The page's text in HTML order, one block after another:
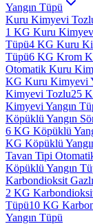
Yangın Tüpü
Kuru Kimyevi
1 KG Kuru
Tüpü4 KG Kuru
Tüpü6 KG Krom
Otomatik Kuru
KG Kuru Kimyevi
Kimyevi Tozlu25
Kimyevi Yangın
Köpüklü Yangın
6 KG Köpüklü
KG Köpüklü
Tavan Tipi
Köpüklü Yangın
Karbondioksit
2 KG
Tüpü10 KG
Yangın Tüpü